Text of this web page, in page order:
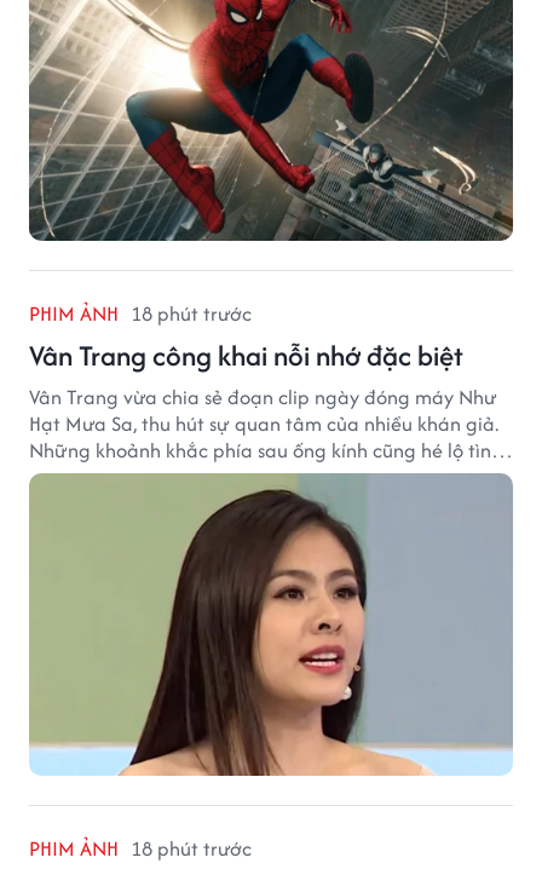
PHIM ẢNH 18 phút trước
Vân Trang công khai nỗi nhớ đặc biệt
Vân Trang vừa chia sẻ đoạn clip ngày đóng máy Như
Hạt Mưa Sa, thu hút sự quan tâm của nhiều khán giả.
Những khoảnh khắc phía sau ống kính cũng hé lộ tình
cảm đặc biệt mà nữ diễn viên dành cho ê-kíp bộ phim.
PHIM ẢNH 18 phút trước